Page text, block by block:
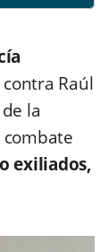
contra Raúl
la
exiliados,